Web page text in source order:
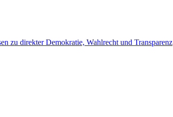
zu direkter Demokratie, Wahlrecht und Transparenz